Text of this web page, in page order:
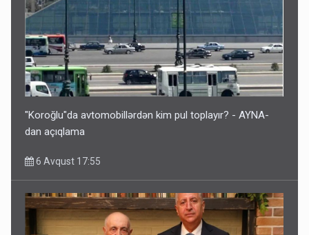
"Koroğlu"da avtomobillərdən kim pul toplayır? - AYNA-
dan açıqlama
6 Avqust 17:55